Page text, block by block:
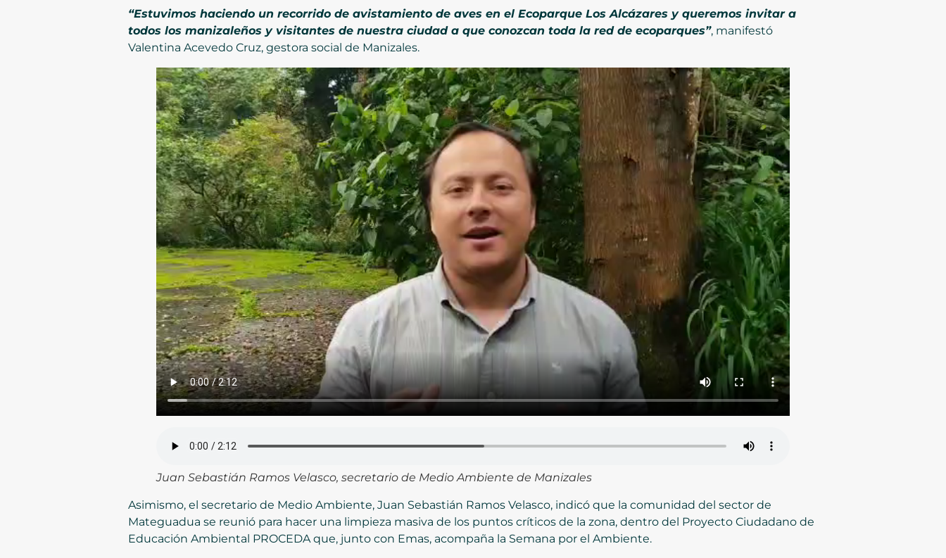
“Estuvimos haciendo un recorrido de avistamiento de aves en el Ecoparque Los Alcázares y queremos invitar a
todos los manizaleños y visitantes de nuestra ciudad a que conozcan toda la red de ecoparques”, manifestó
Valentina Acevedo Cruz, gestora social de Manizales.
Juan Sebastián Ramos Velasco, secretario de Medio Ambiente de Manizales
Asimismo, el secretario de Medio Ambiente, Juan Sebastián Ramos Velasco, indicó que la comunidad del sector de
Mateguadua se reunió para hacer una limpieza masiva de los puntos críticos de la zona, dentro del Proyecto Ciudadano de
Educación Ambiental PROCEDA que, junto con Emas, acompaña la Semana por el Ambiente.